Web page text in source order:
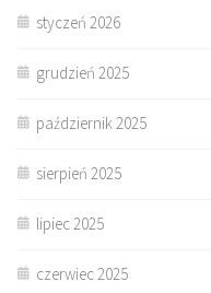
styczeń 2026
grudzień 2025
październik 2025
sierpień 2025
lipiec 2025
czerwiec 2025